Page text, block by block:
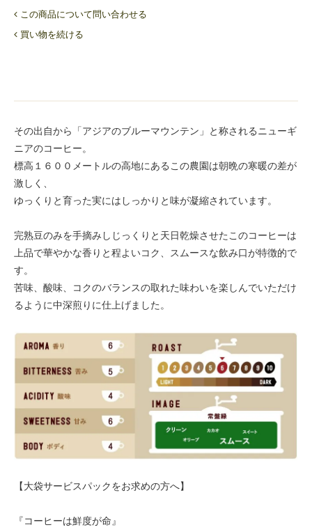
この商品について問い合わせる
買い物を続ける
その出自から「アジアのブルーマウンテン」と称されるニューギ
ニアのコーヒー。
標高１６００メートルの高地にあるこの農園は朝晩の寒暖の差が
激しく、
ゆっくりと育った実にはしっかりと味が凝縮されています。
完熟豆のみを手摘みしじっくりと天日乾燥させたこのコーヒーは
上品で華やかな香りと程よいコク、スムースな飲み口が特徴的で
す。
苦味、酸味、コクのバランスの取れた味わいを楽しんでいただけ
るように中深煎りに仕上げました。
【大袋サービスパックをお求めの方へ】
『コーヒーは鮮度が命』